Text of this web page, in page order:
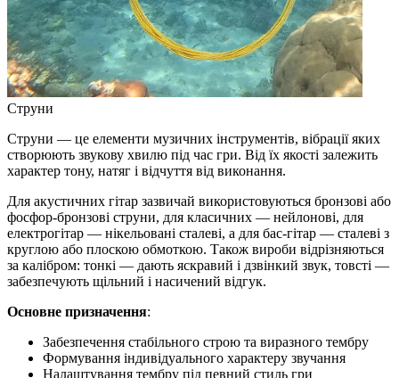
Струни
Струни — це елементи музичних інструментів, вібрації яких
створюють звукову хвилю під час гри. Від їх якості залежить
характер тону, натяг і відчуття від виконання.
Для акустичних гітар зазвичай використовуються бронзові або
фосфор-бронзові струни, для класичних — нейлонові, для
електрогітар — нікельовані сталеві, а для бас-гітар — сталеві з
круглою або плоскою обмоткою. Також вироби відрізняються
за калібром: тонкі — дають яскравий і дзвінкий звук, товсті —
забезпечують щільний і насичений відгук.
Основне призначення:
Забезпечення стабільного строю та виразного тембру
Формування індивідуального характеру звучання
Налаштування тембру під певний стиль гри